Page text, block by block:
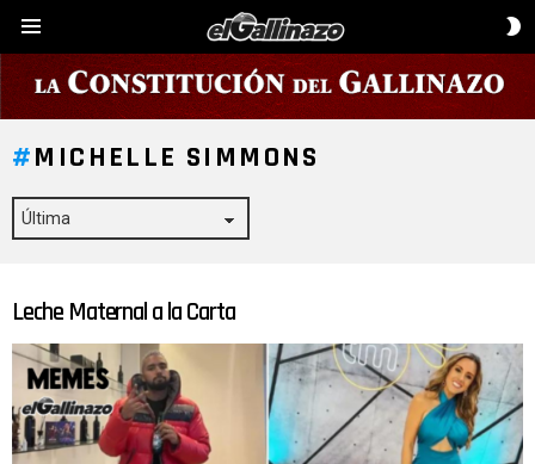
MICHELLE SIMMONS
ÚLTIMAS
Leche Maternal a la Carta